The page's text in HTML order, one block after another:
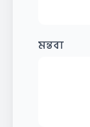
মন্তব্য